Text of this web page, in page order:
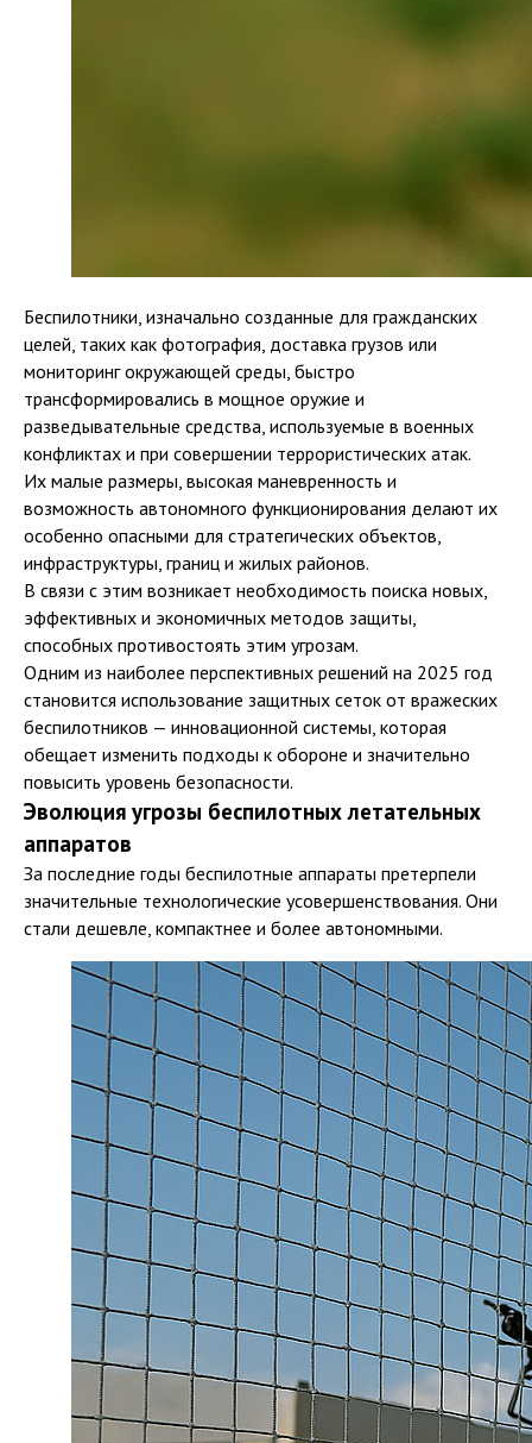
Беспилотники, изначально созданные для гражданских
целей, таких как фотография, доставка грузов или
мониторинг окружающей среды, быстро
трансформировались в мощное оружие и
разведывательные средства, используемые в военных
конфликтах и при совершении террористических атак.
Их малые размеры, высокая маневренность и
возможность автономного функционирования делают их
особенно опасными для стратегических объектов,
инфраструктуры, границ и жилых районов.
В связи с этим возникает необходимость поиска новых,
эффективных и экономичных методов защиты,
способных противостоять этим угрозам.
Одним из наиболее перспективных решений на 2025 год
становится использование защитных сеток от вражеских
беспилотников — инновационной системы, которая
обещает изменить подходы к обороне и значительно
повысить уровень безопасности.
Эволюция угрозы беспилотных летательных
аппаратов
За последние годы беспилотные аппараты претерпели
значительные технологические усовершенствования. Они
стали дешевле, компактнее и более автономными.